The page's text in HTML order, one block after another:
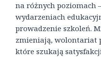
na różnych poziomach
wydarzeniach
prowadzenie szkoleń.
zmieniają, wolontariat
które szukają